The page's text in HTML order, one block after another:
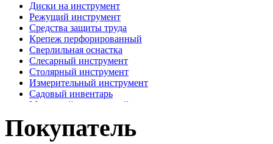
Диски на инструмент
Режущий инструмент
Средства защиты труда
Крепеж перфорированный
Сверлильная оснастка
Слесарный инструмент
Столярный инструмент
Измерительный инструмент
Садовый инвентарь
Малярный, отделочный инструмент
Наждачная бумага
Хозтовары
Покупатель